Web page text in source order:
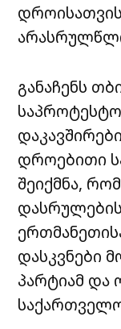
განაჩენს
საპროტესტო
დროებითი
შეიქმნა,
დასკვნები
პარტიამ და